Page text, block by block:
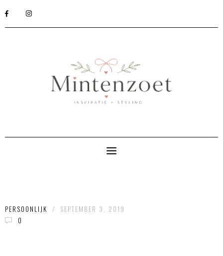
PERSOONLIJK /
SEPTEMBER 3, 2019
0